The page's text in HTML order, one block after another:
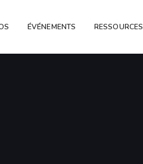
ÉVÉNEMENTS RESSOURCES